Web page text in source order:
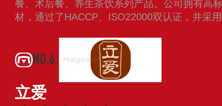
餐、术后餐、养生茶饮系列产品。公司拥有高
材，通过了HACCP、ISO22000双认证，并采
NO.6
立爱